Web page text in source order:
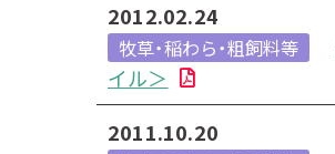
2012.02.24
牧草・稲わら・粗飼料等
イル＞
2011.10.20